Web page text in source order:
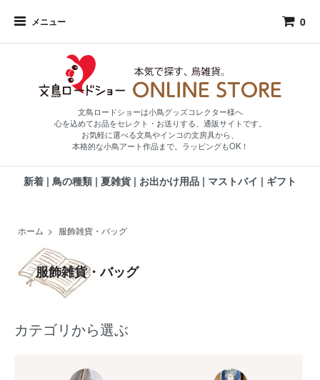
メニュー 0
文鳥ロードショーは小鳥グッズコレクター様へ
心を込めてお品をセレクト・お送りする、通販サイトです。
お気軽に選べる文鳥やインコの文房具から、
本格的な小鳥アート作品まで。ラッピングもOK！
新着 | 鳥の種類 | 夏雑貨 | お出かけ用品 | マストバイ | ギフト
ホーム > 服飾雑貨・バッグ
服飾雑貨・バッグ
カテゴリから選ぶ